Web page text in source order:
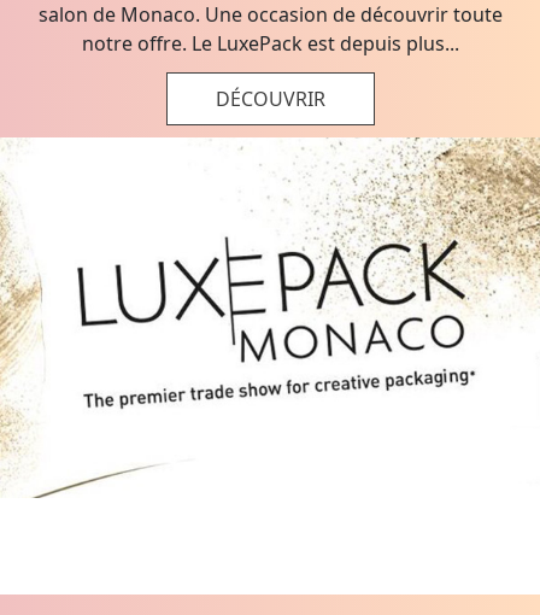
salon de Monaco. Une occasion de découvrir toute
notre offre. Le LuxePack est depuis plus...
DÉCOUVRIR